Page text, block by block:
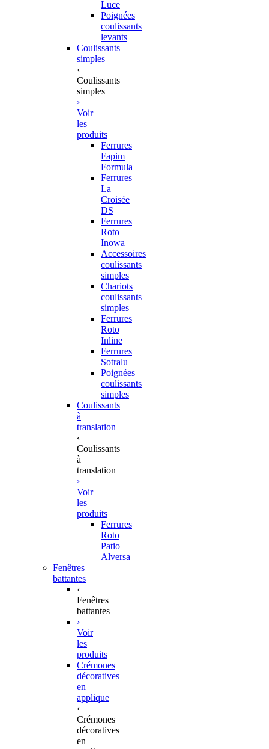
Luce
Poignées
coulissants
levants
Coulissants
simples
‹
Coulissants
simples
›
Voir
les
produits
Ferrures
Fapim
Formula
Ferrures
La
Croisée
DS
Ferrures
Roto
Inowa
Accessoires
coulissants
simples
Chariots
coulissants
simples
Ferrures
Roto
Inline
Ferrures
Sotralu
Poignées
coulissants
simples
Coulissants
à
translation
‹
Coulissants
à
translation
›
Voir
les
produits
Ferrures
Roto
Patio
Alversa
Fenêtres
battantes
‹
Fenêtres
battantes
›
Voir
les
produits
Crémones
décoratives
en
applique
‹
Crémones
décoratives
en